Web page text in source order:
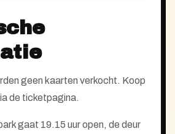
geen kaarten verkocht. Koop
de ticketpagina.
gaat 19.15 uur open, de deur